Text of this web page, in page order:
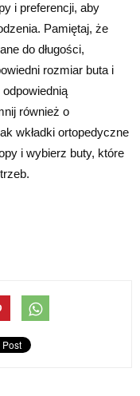
i preferencji, aby
Pamiętaj, że
do długości,
rozmiar buta i
również o
wkładki ortopedyczne
i wybierz buty, które